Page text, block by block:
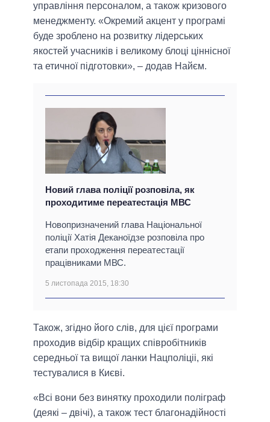
управління персоналом, а також кризового
менеджменту. «Окремий акцент у програмі
буде зроблено на розвитку лідерських
якостей учасників і великому блоці ціннісної
та етичної підготовки», – додав Найєм.
Новий глава поліції розповіла, як
проходитиме переатестація МВС
Новопризначений глава Національної
поліції Хатія Деканоїдзе розповіла про
етапи проходження переатестації
працівниками МВС.
5 листопада 2015, 18:30
Також, згідно його слів, для цієї програми
проходив відбір кращих співробітників
середньої та вищої ланки Нацполіціі, які
тестувалися в Києві.
«Всі вони без винятку проходили поліграф
(деякі – двічі), а також тест благонадійності